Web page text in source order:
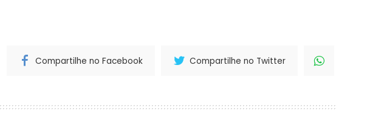
Compartilhe no Facebook Compartilhe no Twitter